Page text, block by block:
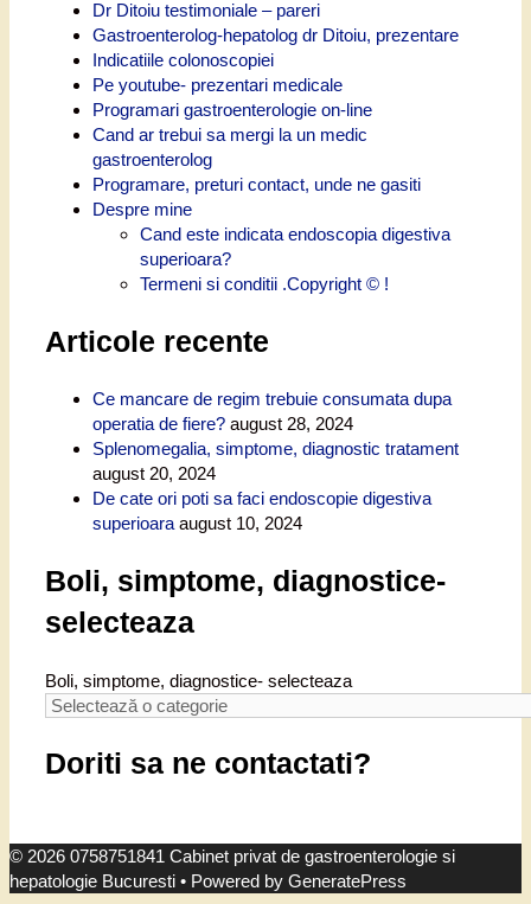
Dr Ditoiu testimoniale – pareri
Gastroenterolog-hepatolog dr Ditoiu, prezentare
Indicatiile colonoscopiei
Pe youtube- prezentari medicale
Programari gastroenterologie on-line
Cand ar trebui sa mergi la un medic
gastroenterolog
Programare, preturi contact, unde ne gasiti
Despre mine
Cand este indicata endoscopia digestiva
superioara?
Termeni si conditii .Copyright © !
Articole recente
Ce mancare de regim trebuie consumata dupa
operatia de fiere? august 28, 2024
Splenomegalia, simptome, diagnostic tratament
august 20, 2024
De cate ori poti sa faci endoscopie digestiva
superioara august 10, 2024
Boli, simptome, diagnostice-
selecteaza
Boli, simptome, diagnostice- selecteaza
Doriti sa ne contactati?
© 2026 0758751841 Cabinet privat de gastroenterologie si
hepatologie Bucuresti • Powered by GeneratePress